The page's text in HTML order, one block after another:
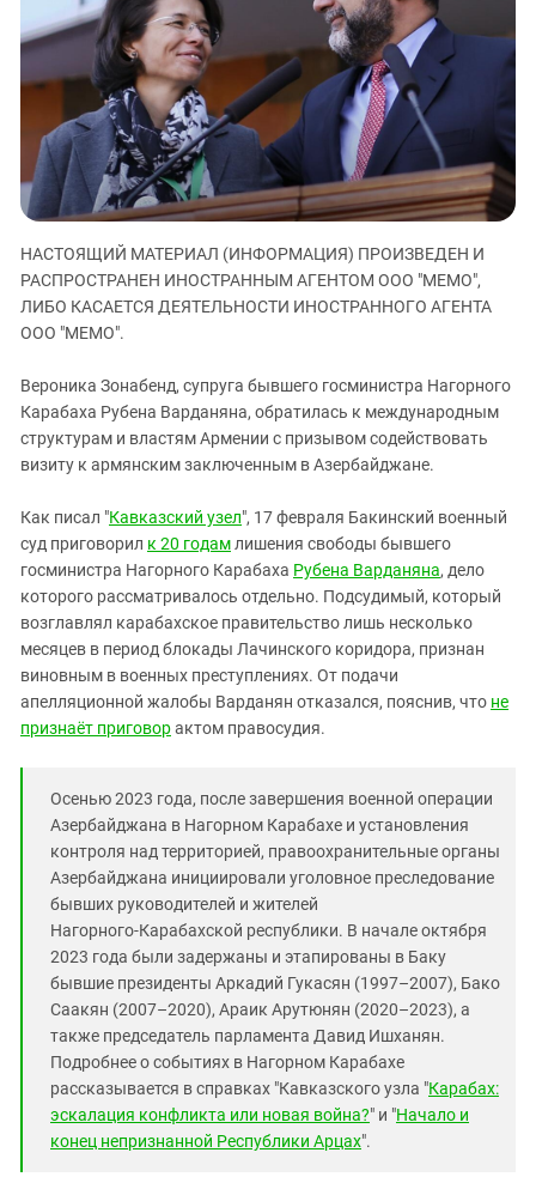
ЗАСТАВЛЯЕТ
КАВКАЗ ЗА ПАЛЕСТИНУ
ИНАКОМЫСЛИЕ В ЧЕЧНЕ
ПРЕСЛЕДОВАНИЕ АКТИВИСТОВ
МОБИЛИЗАЦИЯ И ПРОТЕСТЫ
Дагестан
Ингушетия
Кабардино-Балкария
Калмыкия
Карачаево-Черкесия
Краснодарский край
Нагорный Карабах
Российская Федерация
Ростовская область
СКФО
Чечня
Южный Кавказ
ЮФО
НАСТОЯЩИЙ МАТЕРИАЛ (ИНФОРМАЦИЯ) ПРОИЗВЕДЕН И
РАСПРОСТРАНЕН ИНОСТРАННЫМ АГЕНТОМ ООО "МЕМО",
ЛИБО КАСАЕТСЯ ДЕЯТЕЛЬНОСТИ ИНОСТРАННОГО АГЕНТА
ООО "МЕМО".
Вероника Зонабенд, супруга бывшего госминистра Нагорного
Карабаха Рубена Варданяна, обратилась к международным
структурам и властям Армении с призывом содействовать
визиту к армянским заключенным в Азербайджане.
Как писал "Кавказский узел", 17 февраля Бакинский военный
суд приговорил к 20 годам лишения свободы бывшего
госминистра Нагорного Карабаха Рубена Варданяна, дело
которого рассматривалось отдельно. Подсудимый, который
возглавлял карабахское правительство лишь несколько
месяцев в период блокады Лачинского коридора, признан
виновным в военных преступлениях. От подачи
апелляционной жалобы Варданян отказался, пояснив, что не
признаёт приговорактом правосудия.
Осенью 2023 года, после завершения военной операции
Азербайджана в Нагорном Карабахе и установления
контроля над территорией, правоохранительные органы
Азербайджана инициировали уголовное преследование
бывших руководителей и жителей
Нагорного‑Карабахской республики. В начале октября
2023 года были задержаны и этапированы в Баку
бывшие президенты Аркадий Гукасян (1997–2007), Бако
Саакян (2007–2020), Араик Арутюнян (2020–2023), а
также председатель парламента Давид Ишханян.
Подробнее о событиях в Нагорном Карабахе
рассказывается в справках "Кавказского узла "Карабах:
эскалация конфликта или новая война?" и "Начало и
конец непризнанной Республики Арцах".